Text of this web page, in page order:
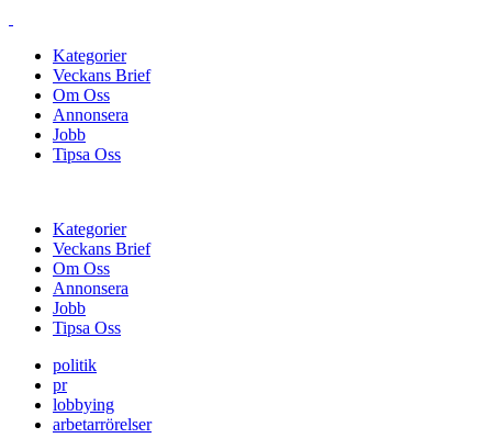
Kategorier
Veckans Brief
Om Oss
Annonsera
Jobb
Tipsa Oss
Kategorier
Veckans Brief
Om Oss
Annonsera
Jobb
Tipsa Oss
politik
pr
lobbying
arbetarrörelser